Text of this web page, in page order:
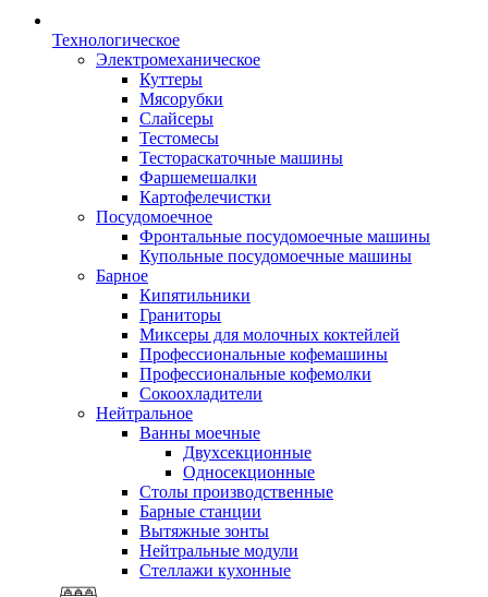
Технологическое
Электромеханическое
Куттеры
Мясорубки
Слайсеры
Тестомесы
Тестораскаточные машины
Фаршемешалки
Картофелечистки
Посудомоечное
Фронтальные посудомоечные машины
Купольные посудомоечные машины
Барное
Кипятильники
Граниторы
Миксеры для молочных коктейлей
Профессиональные кофемашины
Профессиональные кофемолки
Сокоохладители
Нейтральное
Ванны моечные
Двухсекционные
Односекционные
Столы производственные
Барные станции
Вытяжные зонты
Нейтральные модули
Стеллажи кухонные